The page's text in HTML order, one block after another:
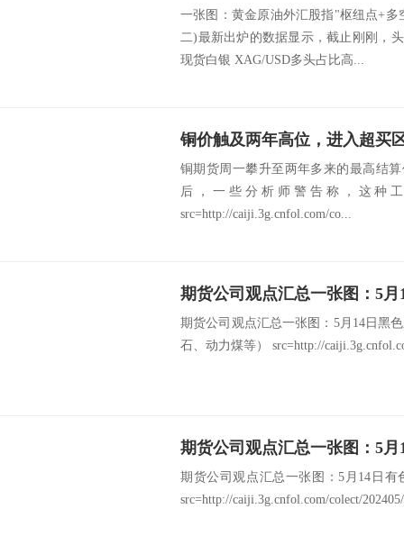
一张图：黄金原油外汇股指"枢纽点+多
二)最新出炉的数据显示，截止刚刚，
现货白银 XAG/USD多头占比高...
铜价触及两年高位，进入超买
铜期货周一攀升至两年多来的最高结
后，一些分析师警告称，这种
src=http://caiji.3g.cnfol.com/co...
期货公司观点汇总一张图：5月14日黑
石、动力煤等） src=http://
期货公司观点汇总一张图：5月14日
src=http://caiji.3g.cnfol.com/colect/